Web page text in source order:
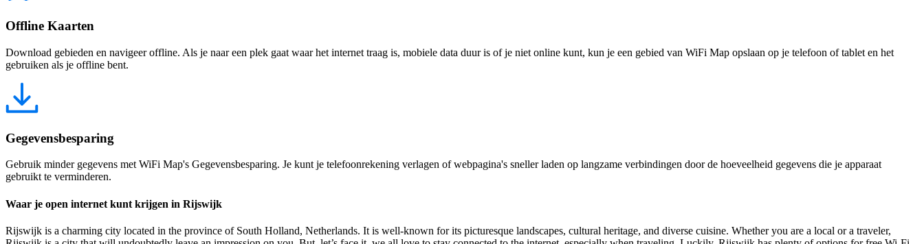
Offline Kaarten
Download gebieden en navigeer offline. Als je naar een plek gaat waar het internet traag is, mobiele data duur is of je niet online kunt, kun je een gebied van WiFi Map opslaan op je telefoon of tablet en het
gebruiken als je offline bent.
Gegevensbesparing
Gebruik minder gegevens met WiFi Map's Gegevensbesparing. Je kunt je telefoonrekening verlagen of webpagina's sneller laden op langzame verbindingen door de hoeveelheid gegevens die je apparaat
gebruikt te verminderen.
Waar je open internet kunt krijgen in Rijswijk
Rijswijk is a charming city located in the province of South Holland, Netherlands. It is well-known for its picturesque landscapes, cultural heritage, and diverse cuisine. Whether you are a local or a traveler,